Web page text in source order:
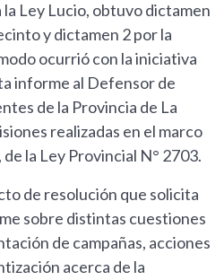
la Ley Lucio, obtuvo dictamen
y dictamen 2 por la
ocurrió con la iniciativa
informe al Defensor de
de la Provincia de La
realizadas en el marco
la Ley Provincial N° 2703.
de resolución que solicita
sobre distintas cuestiones
de campañas, acciones
acerca de la